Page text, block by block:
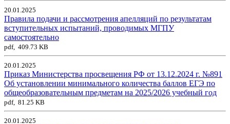
20.01.2025
Правила подачи и рассмотрения апелляций по результатам
вступительных испытаний, проводимых МГПУ
самостоятельно
pdf, 409.73 KB
20.01.2025
Приказ Министерства просвещения РФ от 13.12.2024 г. №891
Об установлении минимального количества баллов ЕГЭ по
общеобразовательным предметам на 2025/2026 учебный год
pdf, 81.25 KB
20.01.2025